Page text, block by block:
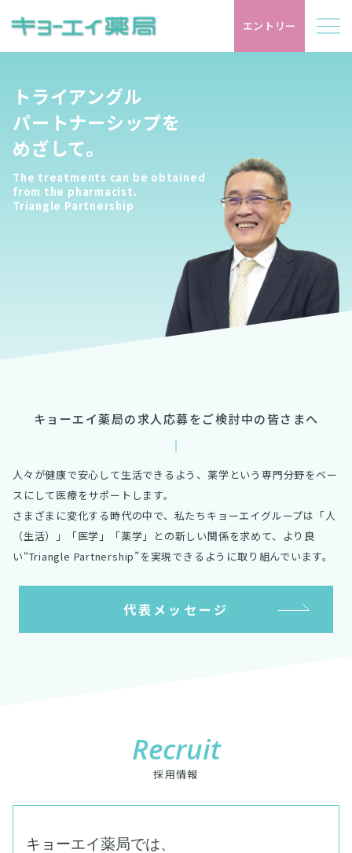
お知らせ
キョーエイ薬局について
店舗紹介
会社概要
エントリー
トライアングル
パートナーシップを
めざして。
The treatments can be obtained
from the pharmacist.
Triangle Partnership
キョーエイ薬局の求人応募をご検討中の皆さまへ
人々が健康で安心して生活できるよう、薬学という専門分野をベー
スにして医療をサポートします。
さまざまに変化する時代の中で、私たちキョーエイグループは「人
（生活）」「医学」「薬学」との新しい関係を求めて、より良
い“Triangle Partnership”を実現できるように取り組んでいます。
代表メッセージ
Recruit
採用情報
キョーエイ薬局では、